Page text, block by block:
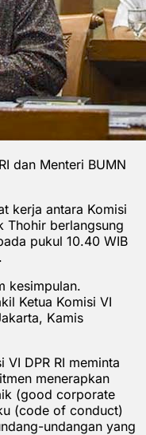
dan Menteri BUMN
kerja antara Komisi
Thohir berlangsung
pukul 10.40 WIB
kesimpulan.
Ketua Komisi VI
Kamis
DPR RI meminta
menerapkan
(good corporate
(code of conduct)
undangan yang